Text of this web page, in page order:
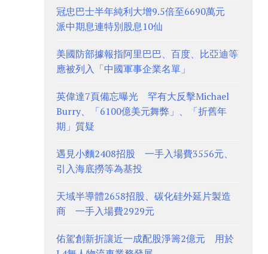
冠忠巴士半年純利大增9.5倍至6690萬元
派中期息連特別股息10仙
美國防部據報指阿里巴巴、百度、比亞迪等
應被列入「中國軍事企業名單」
英偉達7頁備忘曝光 罕有大反擊Michael
Burry、「6100億美元舞弊」、「折舊年
期」質疑
遇見小麵2408招股 一手入場費3556元、
引入海底撈等為基投
天域半導體2658招股、碳化硅外延片製造
商 一手入場費2929元
佑駕創新折讓近一成配股淨籌2億元 用於